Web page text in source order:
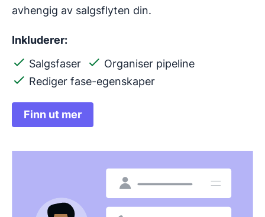
avhengig av salgsflyten din.
Inkluderer:
Salgsfaser
Organiser pipeline
Rediger fase-egenskaper
Finn ut mer